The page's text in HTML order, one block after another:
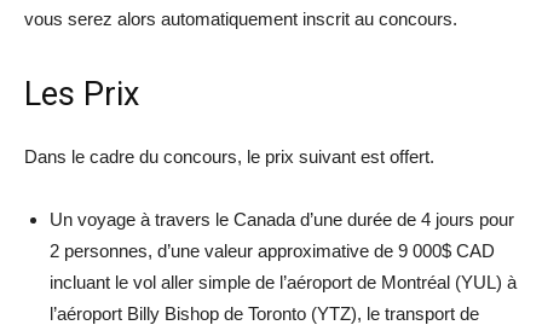
vous serez alors automatiquement inscrit au concours.
Les Prix
Dans le cadre du concours, le prix suivant est offert.
Un voyage à travers le Canada d’une durée de 4 jours pour
2 personnes, d’une valeur approximative de 9 000$ CAD
incluant le vol aller simple de l’aéroport de Montréal (YUL) à
l’aéroport Billy Bishop de Toronto (YTZ), le transport de